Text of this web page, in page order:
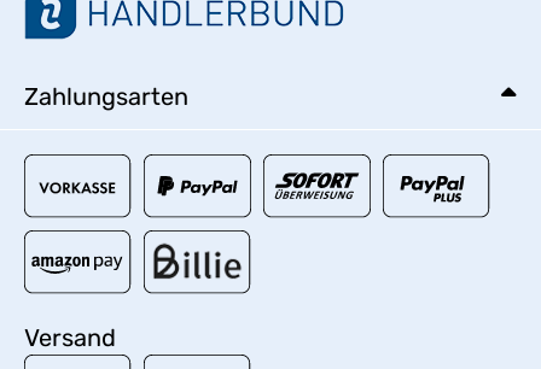
Zahlungsarten
Versand